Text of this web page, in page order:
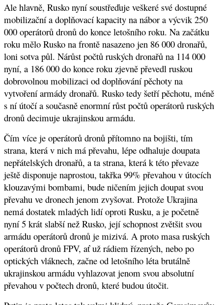
Ale hlavně, Rusko nyní soustřeďuje veškeré své dostupné
mobilizační a doplňovací kapacity na nábor a výcvik 250
000 operátorů dronů do konce letošního roku. Na začátku
roku mělo Rusko na frontě nasazeno jen 86 000 dronařů,
loni sotva půl. Nárůst počtů ruských dronařů na 114 000
nyní, a 186 000 do konce roku zjevně převedl ruskou
dobrovolnou mobilizaci od doplňování pěchoty na
vytvoření armády dronařů. Rusko tedy šetří pěchotu, méně
s ní útočí a současně enormní růst počtů operátorů ruských
dronů decimuje ukrajinskou armádu.
Čím více je operátorů dronů přítomno na bojišti, tím
strana, která v nich má převahu, lépe odhaluje doupata
nepřátelských dronařů, a ta strana, která k této převaze
ještě disponuje naprostou, takřka 99% převahou v útocích
klouzavými bombami, bude ničením jejich doupat svou
převahu ve dronech jenom zvyšovat. Protože Ukrajina
nemá dostatek mladých lidí oproti Rusku, a je početně
nyní 5 krát slabší než Rusko, její schopnost zvětšit svou
armádu operátorů dronů je mizivá. A proto masa ruských
operátorů dronů FPV, ať už rádiem řízených, nebo po
optických vláknech, začne od letošního léta brutálně
ukrajinskou armádu vyhlazovat jenom svou absolutní
převahou v počtech dronů, které budou útočit.